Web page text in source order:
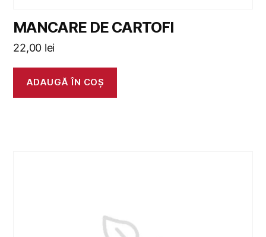
MANCARE DE CARTOFI
22,00 lei
ADAUGĂ ÎN COȘ